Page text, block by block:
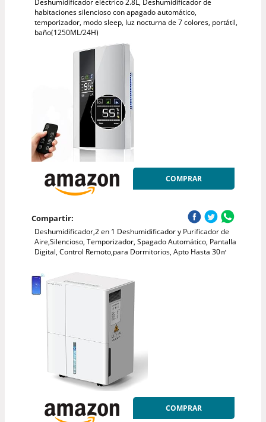
habitaciones silencioso con apagado automático,
temporizador, modo sleep, luz nocturna de 7 colores, portátil,
baño(1250ML/24H)
COMPRAR
Compartir:
Deshumidificador,2 en 1 Deshumidificador y Purificador de
Aire,Silencioso, Temporizador, Spagado Automático, Pantalla
Digital, Control Remoto,para Dormitorios, Apto Hasta 30㎡
COMPRAR